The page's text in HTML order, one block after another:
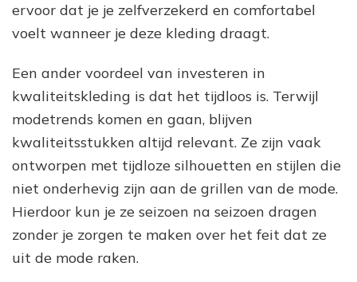
ervoor dat je je zelfverzekerd en comfortabel
voelt wanneer je deze kleding draagt.
Een ander voordeel van investeren in
kwaliteitskleding is dat het tijdloos is. Terwijl
modetrends komen en gaan, blijven
kwaliteitsstukken altijd relevant. Ze zijn vaak
ontworpen met tijdloze silhouetten en stijlen die
niet onderhevig zijn aan de grillen van de mode.
Hierdoor kun je ze seizoen na seizoen dragen
zonder je zorgen te maken over het feit dat ze
uit de mode raken.